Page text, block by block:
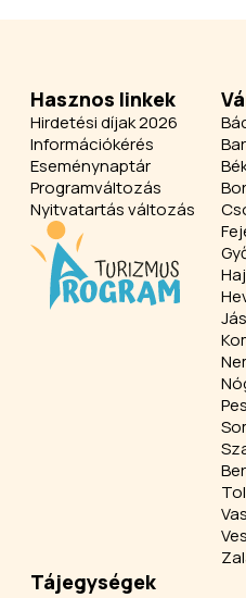
Hasznos linkek
Hirdetési díjak 2026
Információkérés
Eseménynaptár
Programváltozás
Nyitvatartás változás
Vas
Tájegységek